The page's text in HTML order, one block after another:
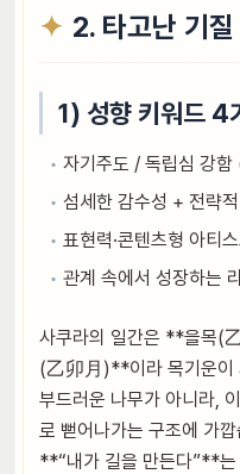
2. 타고난 기질
1) 성향 키워드 4
자기주도 / 독립심 강함
섬세한 감수성 + 전략
표현력·콘텐츠형 아티
관계 속에서 성장하는
사쿠라의 일간은 **을목(
(乙卯月)**이라 목기운이
부드러운 나무가 아니라,
로 뻗어나가는 구조에 가
**“내가 길을 만든다”**는